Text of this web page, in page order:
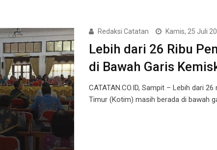
Redaksi Catatan Kamis, 25 Juli
Lebih dari 26 Ribu
di Bawah Garis
CATATAN.CO.ID, Sampit – Lebih dari
Timur (Kotim) masih berada di bawah